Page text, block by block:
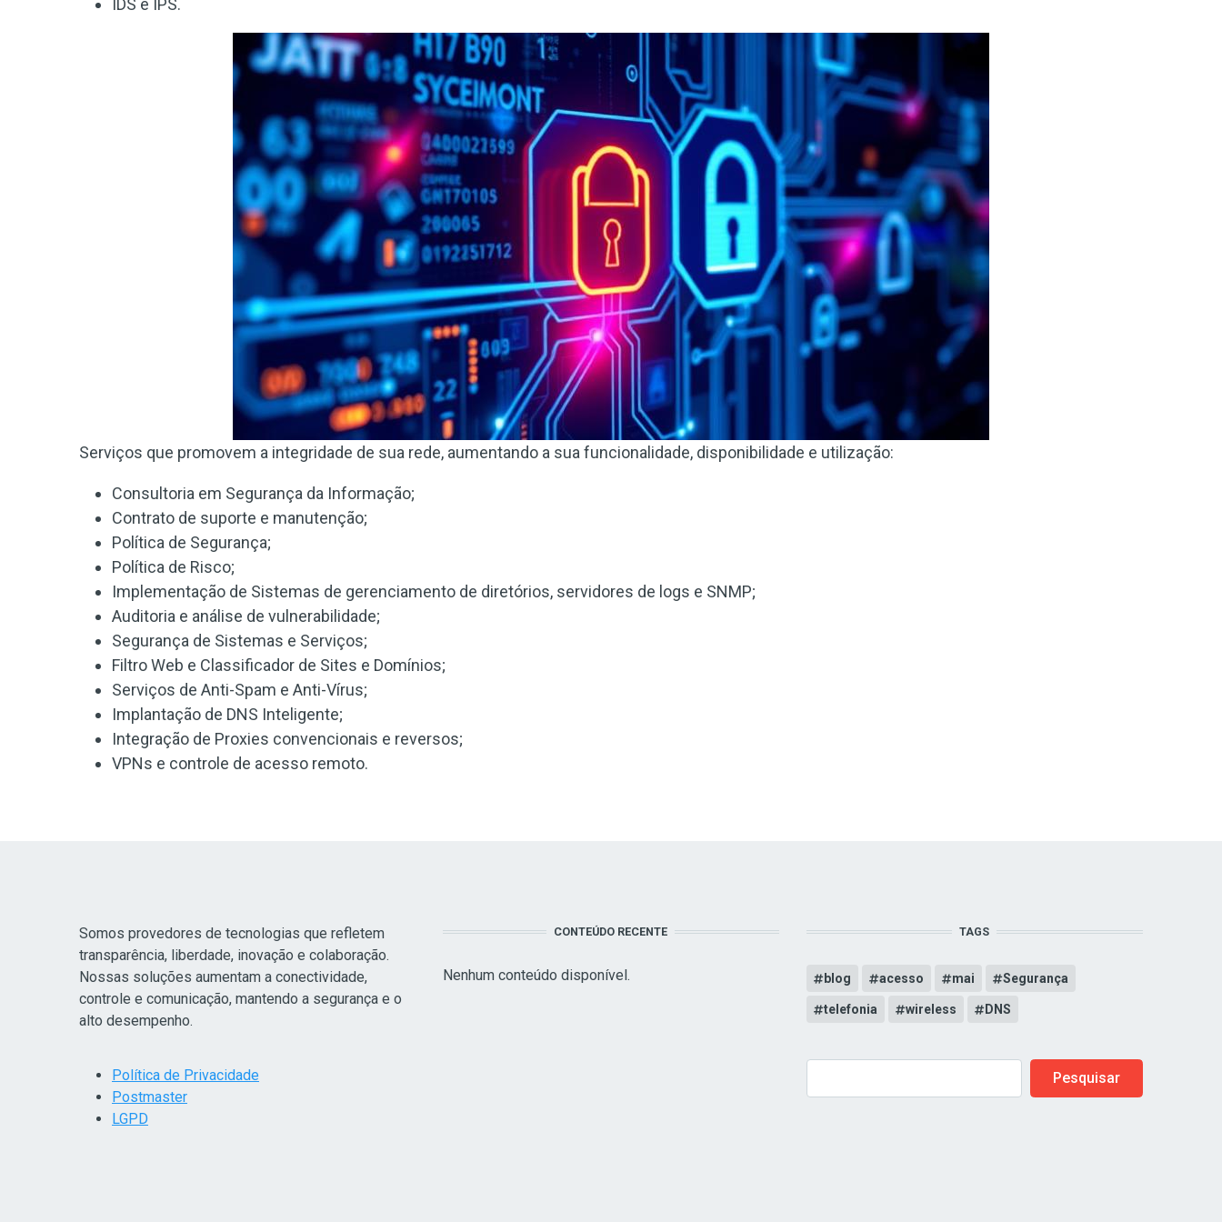
IDS e IPS.
Serviços que promovem a integridade de sua rede, aumentando a sua funcionalidade, disponibilidade e utilização:
Consultoria em Segurança da Informação;
Contrato de suporte e manutenção;
Política de Segurança;
Política de Risco;
Implementação de Sistemas de gerenciamento de diretórios, servidores de logs e SNMP;
Auditoria e análise de vulnerabilidade;
Segurança de Sistemas e Serviços;
Filtro Web e Classificador de Sites e Domínios;
Serviços de Anti-Spam e Anti-Vírus;
Implantação de DNS Inteligente;
Integração de Proxies convencionais e reversos;
VPNs e controle de acesso remoto.
Somos provedores de tecnologias que refletem
transparência, liberdade, inovação e colaboração.
Nossas soluções aumentam a conectividade,
controle e comunicação, mantendo a segurança e o
alto desempenho.
Política de Privacidade
Postmaster
LGPD
CONTEÚDO RECENTE
Nenhum conteúdo disponível.
TAGS
blog acesso mai Segurança
telefonia wireless DNS